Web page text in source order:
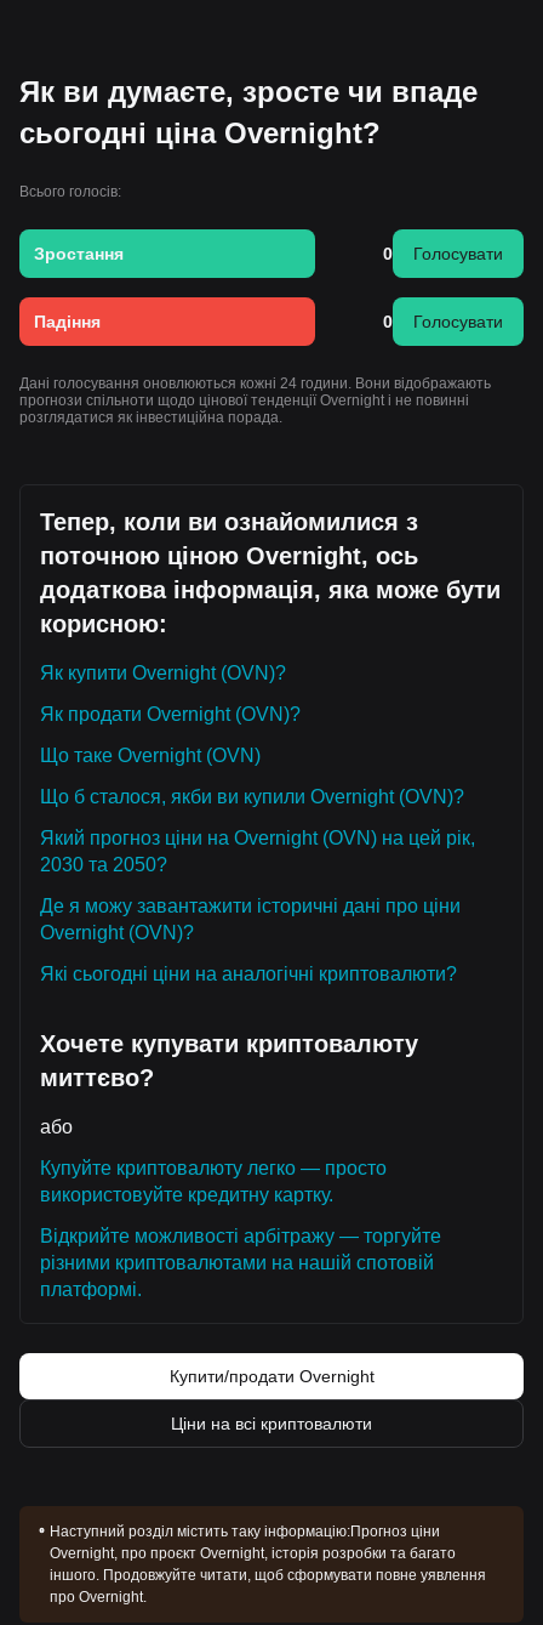
Як ви думаєте, зросте чи впаде
сьогодні ціна Overnight?
Всього голосів:
Зростання 0 Голосувати
Падіння 0 Голосувати
Дані голосування оновлюються кожні 24 години. Вони відображають
прогнози спільноти щодо цінової тенденції Overnight і не повинні
розглядатися як інвестиційна порада.
Тепер, коли ви ознайомилися з
поточною ціною Overnight, ось
додаткова інформація, яка може бути
корисною:
Як купити Overnight (OVN)?
Як продати Overnight (OVN)?
Що таке Overnight (OVN)
Що б сталося, якби ви купили Overnight (OVN)?
Який прогноз ціни на Overnight (OVN) на цей рік,
2030 та 2050?
Де я можу завантажити історичні дані про ціни
Overnight (OVN)?
Які сьогодні ціни на аналогічні криптовалюти?
Хочете купувати криптовалюту
миттєво?
або
Купуйте криптовалюту легко — просто
використовуйте кредитну картку.
Відкрийте можливості арбітражу — торгуйте
різними криптовалютами на нашій спотовій
платформі.
Купити/продати Overnight
Ціни на всі криптовалюти
Наступний розділ містить таку інформацію:Прогноз ціни
Overnight, про проєкт Overnight, історія розробки та багато
іншого. Продовжуйте читати, щоб сформувати повне уявлення
про Overnight.